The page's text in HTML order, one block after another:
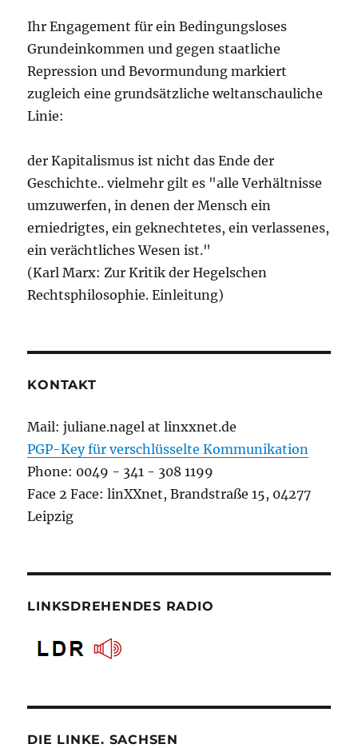
Ihr Engagement für ein Bedingungsloses
Grundeinkommen und gegen staatliche
Repression und Bevormundung markiert
zugleich eine grundsätzliche weltanschauliche
Linie:
der Kapitalismus ist nicht das Ende der
Geschichte.. vielmehr gilt es "alle Verhältnisse
umzuwerfen, in denen der Mensch ein
erniedrigtes, ein geknechtetes, ein verlassenes,
ein verächtliches Wesen ist."
(Karl Marx: Zur Kritik der Hegelschen
Rechtsphilosophie. Einleitung)
KONTAKT
Mail: juliane.nagel at linxxnet.de
PGP-Key für verschlüsselte Kommunikation
Phone: 0049 - 341 - 308 1199
Face 2 Face: linXXnet, Brandstraße 15, 04277
Leipzig
LINKSDREHENDES RADIO
DIE LINKE. SACHSEN